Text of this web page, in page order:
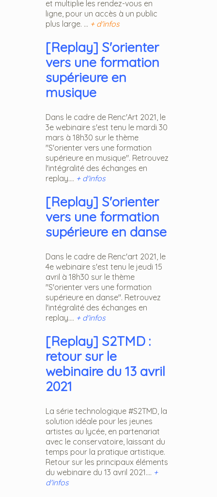
et multiplie les rendez-vous en
ligne, pour un accès à un public
plus large. ... + d'infos
[Replay] S'orienter
vers une formation
supérieure en
musique
Dans le cadre de Renc'Art 2021, le
3e webinaire s'est tenu le mardi 30
mars à 18h30 sur le thème
"S'orienter vers une formation
supérieure en musique". Retrouvez
l'intégralité des échanges en
replay.... + d'infos
[Replay] S'orienter
vers une formation
supérieure en danse
Dans le cadre de Renc'art 2021, le
4e webinaire s'est tenu le jeudi 15
avril à 18h30 sur le thème
"S'orienter vers une formation
supérieure en danse". Retrouvez
l'intégralité des échanges en
replay.... + d'infos
[Replay] S2TMD :
retour sur le
webinaire du 13 avril
2021
La série technologique #S2TMD, la
solution idéale pour les jeunes
artistes au lycée, en partenariat
avec le conservatoire, laissant du
temps pour la pratique artistique.
Retour sur les principaux éléments
du webinaire du 13 avril 2021.... +
d'infos